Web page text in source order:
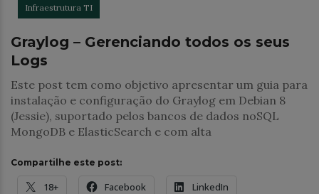
Infraestrutura TI
Graylog – Gerenciando todos os seus
Logs
Este post tem como objetivo apresentar um guia para
instalação e configuração do Graylog em Debian 8
(Jessie), suportado pelos bancos de dados noSQL
MongoDB e ElasticSearch e com alta
Compartilhe este post:
18+ Facebook LinkedIn